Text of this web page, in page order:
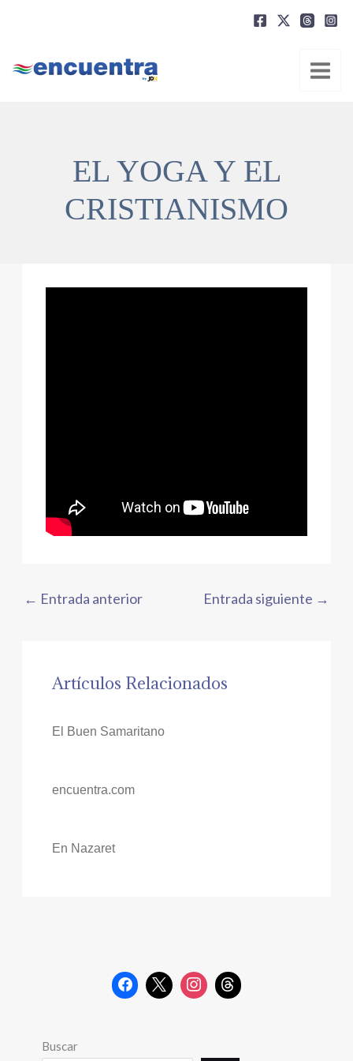
EL YOGA Y EL
CRISTIANISMO
← Entrada anterior Entrada siguiente →
Artículos Relacionados
El Buen Samaritano
encuentra.com
En Nazaret
Buscar